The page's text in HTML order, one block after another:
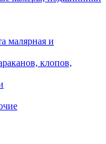
малярная и
клопов,